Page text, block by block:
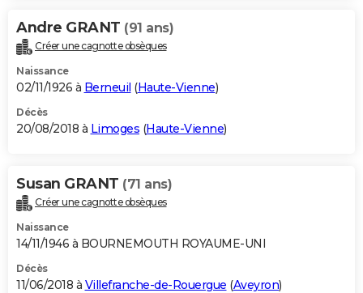
Andre GRANT (91 ans)
Créer une cagnotte obsèques
Naissance
02/11/1926 à Berneuil (Haute-Vienne)
Décès
20/08/2018 à Limoges (Haute-Vienne)
Susan GRANT (71 ans)
Créer une cagnotte obsèques
Naissance
14/11/1946 à BOURNEMOUTH ROYAUME-UNI
Décès
11/06/2018 à Villefranche-de-Rouergue (Aveyron)